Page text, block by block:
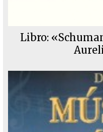
Libro: